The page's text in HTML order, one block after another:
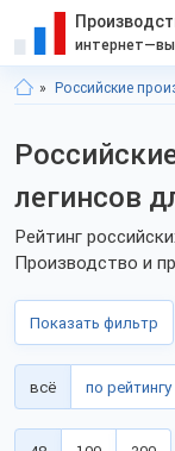
Российские
легинсов
Рейтинг
Производство и
Показать фильтр
всё по рейтингу